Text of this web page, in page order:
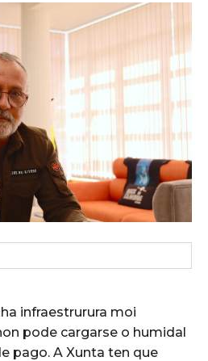
infraestrurura moi
pode cargarse o humidal
pago. A Xunta ten que